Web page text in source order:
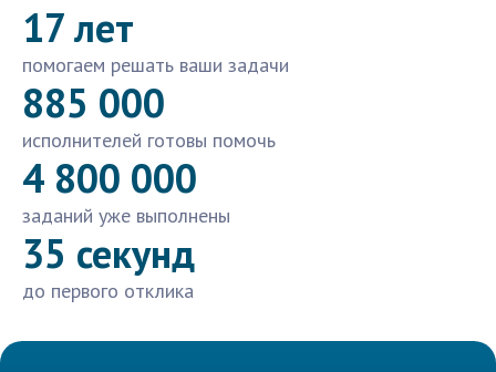
17 лет
помогаем решать ваши задачи
885 000
исполнителей готовы помочь
4 800 000
заданий уже выполнены
35 секунд
до первого отклика